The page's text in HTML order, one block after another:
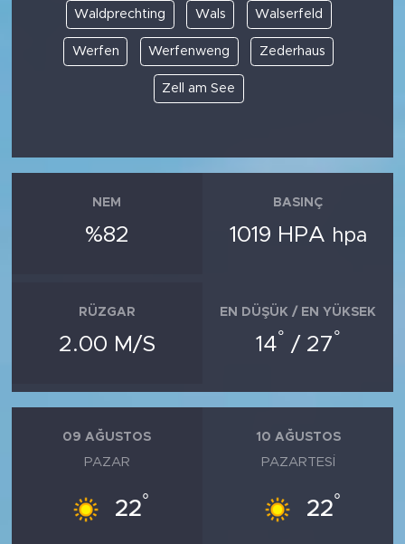
Waldprechting Wals Walserfeld
Werfen Werfenweng Zederhaus
Zell am See
NEM
%82
BASINÇ
1019 HPA hpa
RÜZGAR
2.00 M/S
EN DÜŞÜK / EN YÜKSEK
14° / 27°
09 AĞUSTOS
PAZAR
22°
10 AĞUSTOS
PAZARTESI
22°